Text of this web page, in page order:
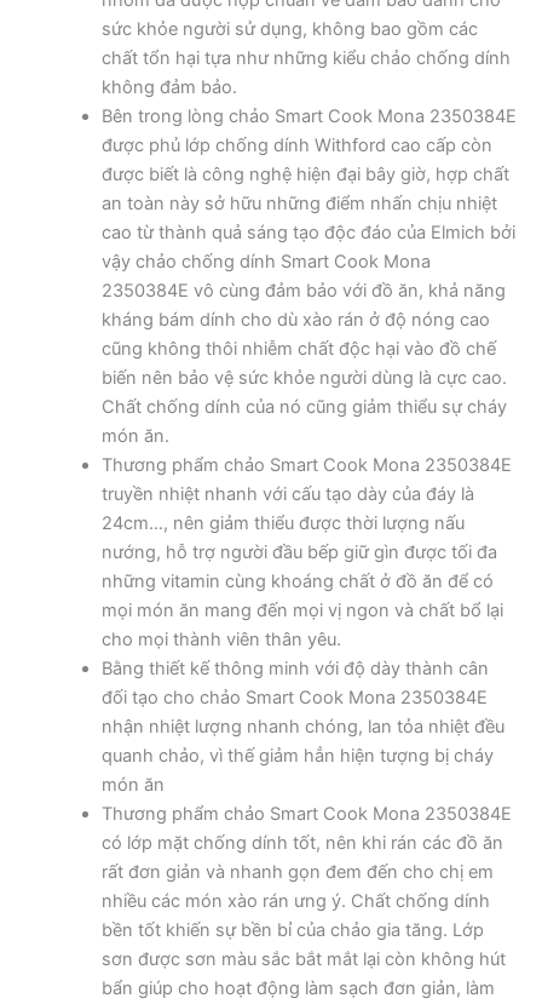
sức khỏe người sử dụng, không bao gồm các
chất tổn hại tựa như những kiểu chảo chống dính
không đảm bảo.
Bên trong lòng chảo Smart Cook Mona 2350384E
được phủ lớp chống dính Withford cao cấp còn
được biết là công nghệ hiện đại bây giờ, hợp chất
an toàn này sở hữu những điểm nhấn chịu nhiệt
cao từ thành quả sáng tạo độc đáo của Elmich bởi
vậy chảo chống dính Smart Cook Mona
2350384E vô cùng đảm bảo với đồ ăn, khả năng
kháng bám dính cho dù xào rán ở độ nóng cao
cũng không thôi nhiễm chất độc hại vào đồ chế
biến nên bảo vệ sức khỏe người dùng là cực cao.
Chất chống dính của nó cũng giảm thiểu sự cháy
món ăn.
Thương phẩm chảo Smart Cook Mona 2350384E
truyền nhiệt nhanh với cấu tạo dày của đáy là
24cm…, nên giảm thiểu được thời lượng nấu
nướng, hỗ trợ người đầu bếp giữ gìn được tối đa
những vitamin cùng khoáng chất ở đồ ăn để có
mọi món ăn mang đến mọi vị ngon và chất bổ lại
cho mọi thành viên thân yêu.
Bằng thiết kế thông minh với độ dày thành cân
đối tạo cho chảo Smart Cook Mona 2350384E
nhận nhiệt lượng nhanh chóng, lan tỏa nhiệt đều
quanh chảo, vì thế giảm hẳn hiện tượng bị cháy
món ăn
Thương phẩm chảo Smart Cook Mona 2350384E
có lớp mặt chống dính tốt, nên khi rán các đồ ăn
rất đơn giản và nhanh gọn đem đến cho chị em
nhiều các món xào rán ưng ý. Chất chống dính
bền tốt khiến sự bền bỉ của chảo gia tăng. Lớp
sơn được sơn màu sắc bắt mắt lại còn không hút
bẩn giúp cho hoạt động làm sạch đơn giản, làm